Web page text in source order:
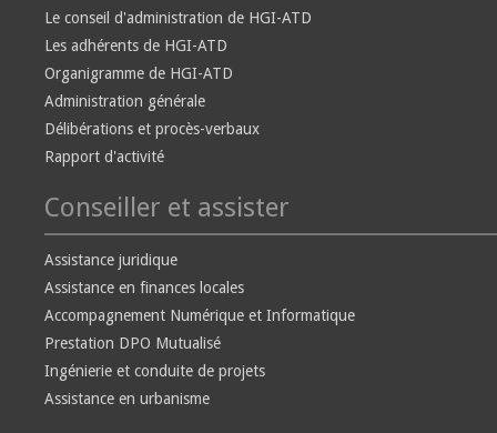
Le conseil d'administration de HGI-ATD
Les adhérents de HGI-ATD
Organigramme de HGI-ATD
Administration générale
Délibérations et procès-verbaux
Rapport d'activité
Conseiller et assister
Assistance juridique
Assistance en finances locales
Accompagnement Numérique et Informatique
Prestation DPO Mutualisé
Ingénierie et conduite de projets
Assistance en urbanisme